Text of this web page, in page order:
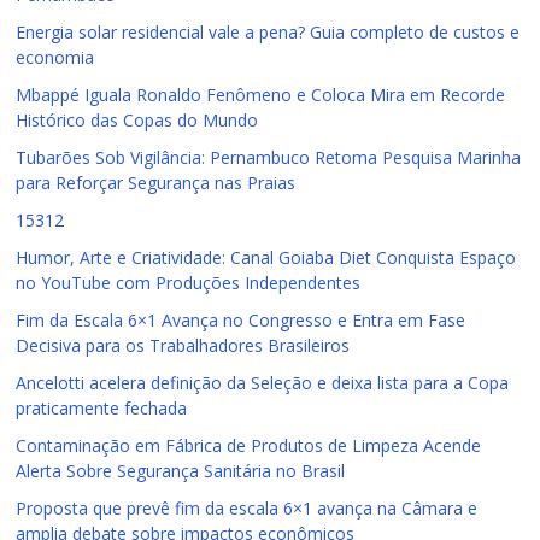
Energia solar residencial vale a pena? Guia completo de custos e
economia
Mbappé Iguala Ronaldo Fenômeno e Coloca Mira em Recorde
Histórico das Copas do Mundo
Tubarões Sob Vigilância: Pernambuco Retoma Pesquisa Marinha
para Reforçar Segurança nas Praias
15312
Humor, Arte e Criatividade: Canal Goiaba Diet Conquista Espaço
no YouTube com Produções Independentes
Fim da Escala 6×1 Avança no Congresso e Entra em Fase
Decisiva para os Trabalhadores Brasileiros
Ancelotti acelera definição da Seleção e deixa lista para a Copa
praticamente fechada
Contaminação em Fábrica de Produtos de Limpeza Acende
Alerta Sobre Segurança Sanitária no Brasil
Proposta que prevê fim da escala 6×1 avança na Câmara e
amplia debate sobre impactos econômicos